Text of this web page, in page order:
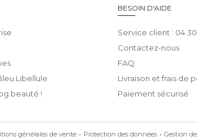
Libellule
beauté !
BESOIN D'AIDE
Service client : 04 30
Contactez-nous
FAQ
Livraison et frais de
Paiement sécurisé
générales de vente Protection des données Gestion